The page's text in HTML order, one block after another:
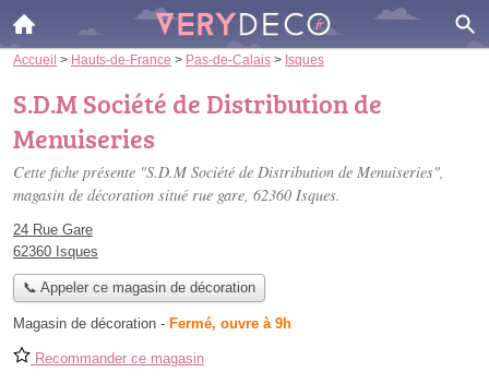
Accueil > Hauts-de-France > Pas-de-Calais > Isques
S.D.M Société de Distribution de
Menuiseries
Cette fiche présente "S.D.M Société de Distribution de Menuiseries",
magasin de décoration situé rue gare, 62360 Isques.
24 Rue Gare
62360 Isques
📞 Appeler ce magasin de décoration
Magasin de décoration - Fermé, ouvre à 9h
Recommander ce magasin